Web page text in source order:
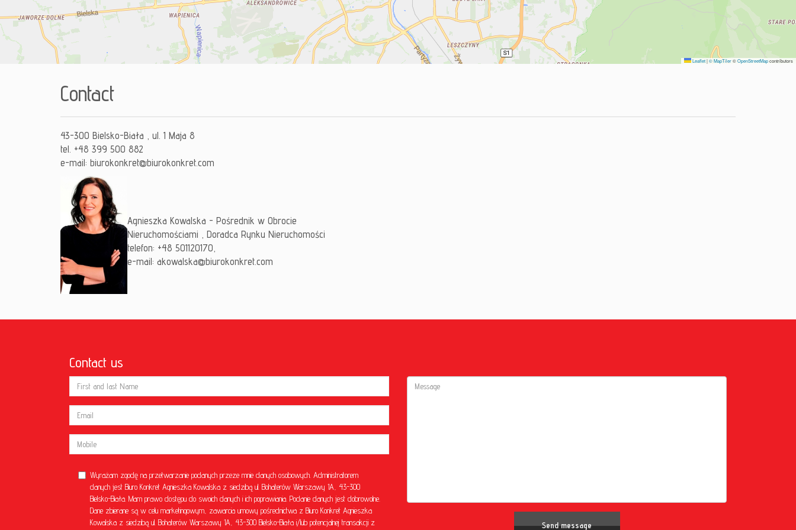
Leaflet|© MapTiler©OpenStreetMapcontributors
Contact
43-300 Bielsko-Biała , ul. 1 Maja 8
tel. +48 399 500 882
e-mail: biurokonkret@biurokonkret.com
Agnieszka Kowalska - Pośrednik w Obrocie
Nieruchomościami , Doradca Rynku Nieruchomości
telefon: +48 501120170,
e-mail: akowalska@biurokonkret.com
Contact us
Wyrażam zgodę na przetwarzanie podanych przeze mnie danych osobowych. Administratorem
danych jest Biuro Konkret Agnieszka Kowalska z siedzibą ul. Bohaterów Warszawy 1A, 43-300
Bielsko-Biała. Mam prawo dostępu do swoich danych i ich poprawiania. Podanie danych jest dobrowolne.
Dane zbierane są w celu marketingowym, zawarcia umowy pośrednictwa z Biuro Konkret Agnieszka
Kowalska z siedzibą ul. Bohaterów Warszawy 1A, 43-300 Bielsko-Biała i/lub potencjalnej transakcji z